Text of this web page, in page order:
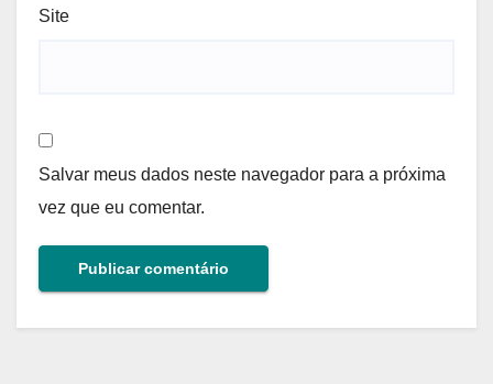
Site
Salvar meus dados neste navegador para a próxima
vez que eu comentar.